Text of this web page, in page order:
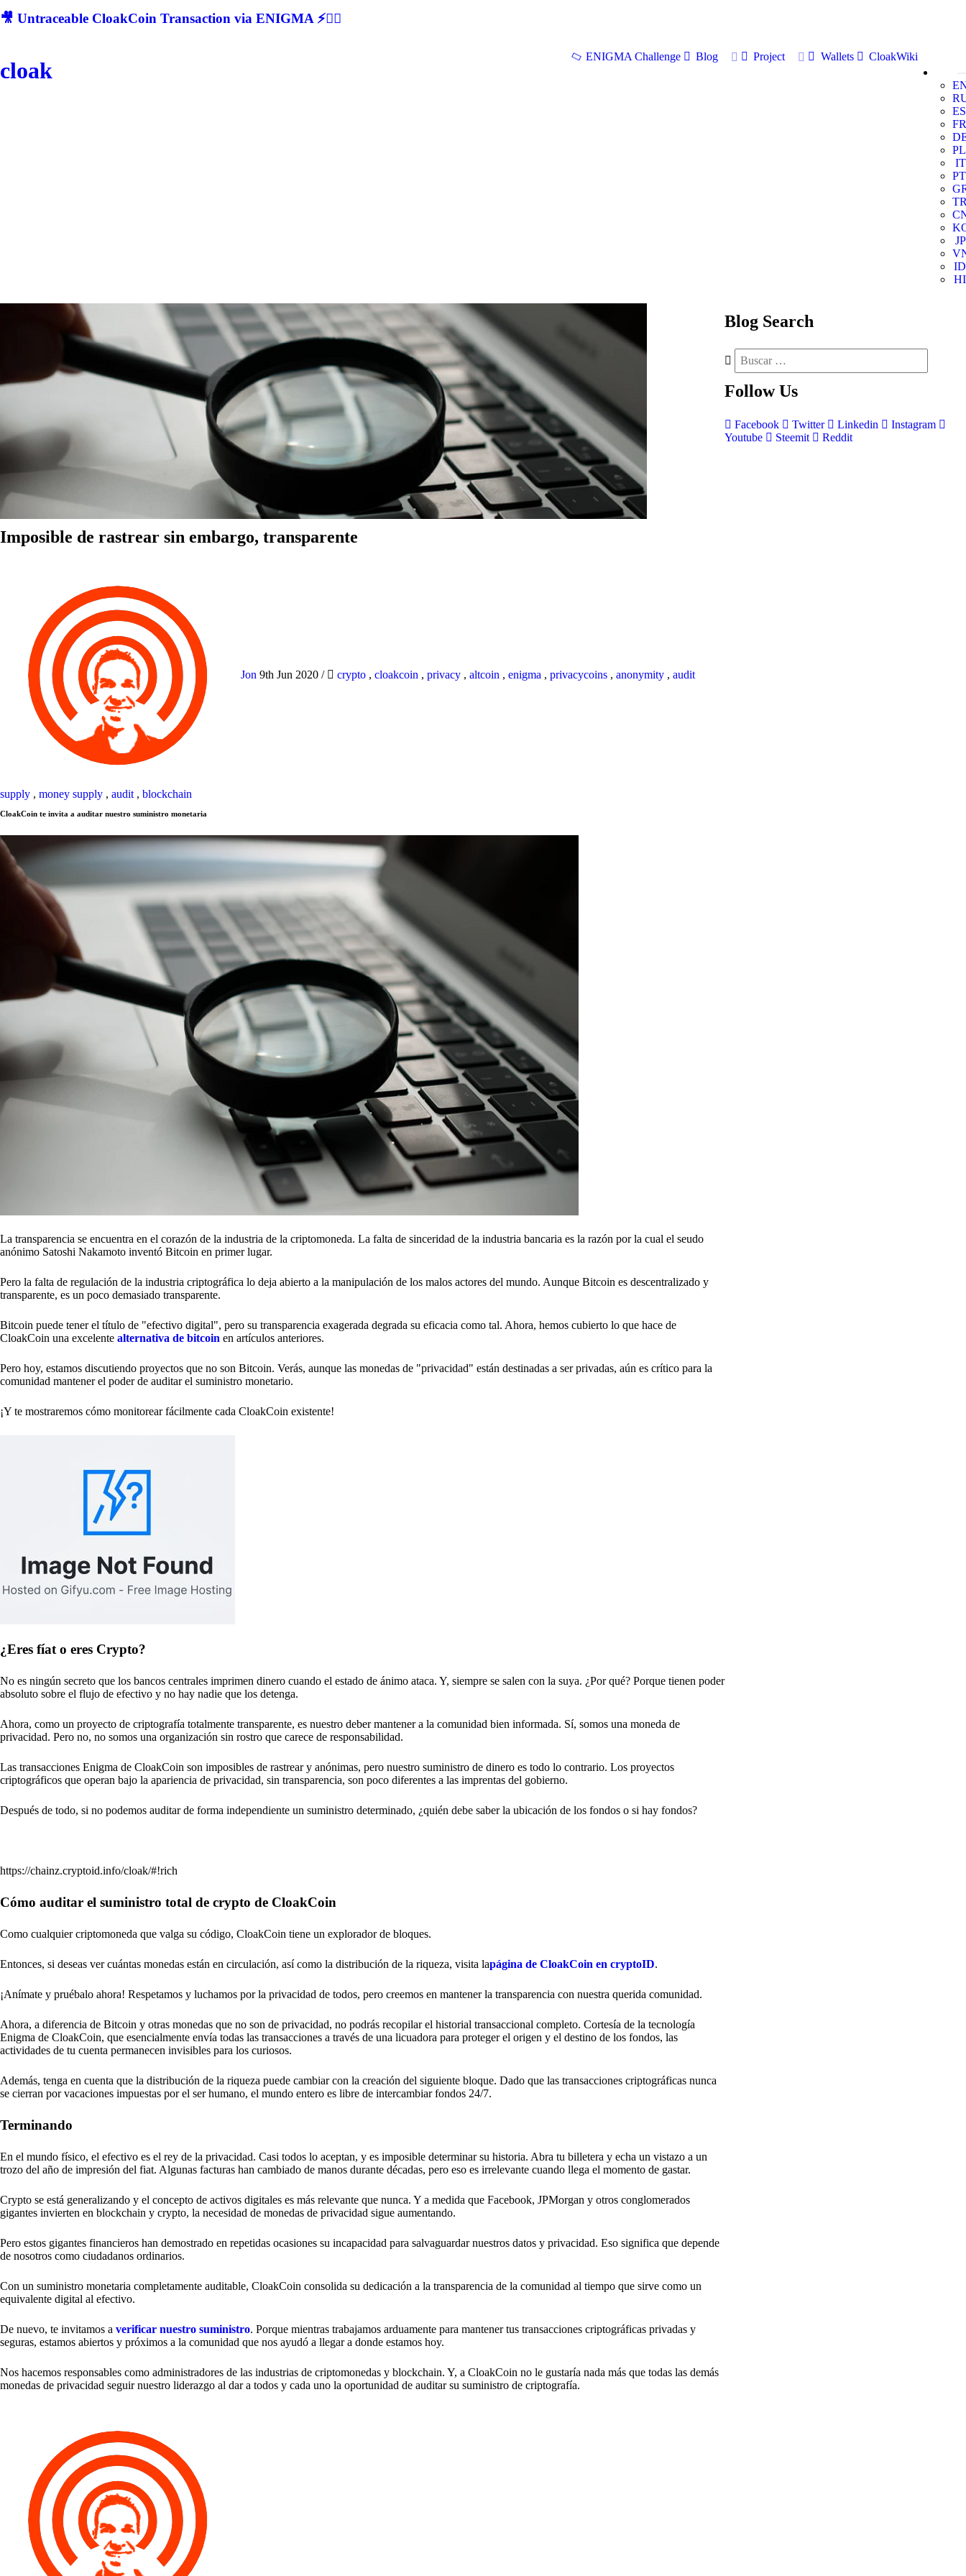
🎥 Untraceable CloakCoin Transaction via ENIGMA ⚡🕵‍♂
cloak
ENIGMA Challenge Blog Project Wallets
CloakWiki
ES
FR
PL
IT
PT
JP
ID
HI
Imposible de rastrear sin embargo, transparente
Jon 9th Jun 2020 / crypto , cloakcoin , privacy , altcoin , enigma , privacycoins , anonymity , audit
supply , money supply , audit , blockchain
CloakCoin te invita a auditar nuestro suministro monetaria
La transparencia se encuentra en el corazón de la industria de la criptomoneda. La falta de sinceridad de la industria bancaria es la razón por la cual el seudo
anónimo Satoshi Nakamoto inventó Bitcoin en primer lugar.
Pero la falta de regulación de la industria criptográfica lo deja abierto a la manipulación de los malos actores del mundo. Aunque Bitcoin es descentralizado y
transparente, es un poco demasiado transparente.
Bitcoin puede tener el título de "efectivo digital", pero su transparencia exagerada degrada su eficacia como tal. Ahora, hemos cubierto lo que hace de
CloakCoin una excelente alternativa de bitcoin en artículos anteriores.
Pero hoy, estamos discutiendo proyectos que no son Bitcoin. Verás, aunque las monedas de "privacidad" están destinadas a ser privadas, aún es crítico para la
comunidad mantener el poder de auditar el suministro monetario.
¡Y te mostraremos cómo monitorear fácilmente cada CloakCoin existente!
¿Eres fíat o eres Crypto?
No es ningún secreto que los bancos centrales imprimen dinero cuando el estado de ánimo ataca. Y, siempre se salen con la suya. ¿Por qué? Porque tienen poder
absoluto sobre el flujo de efectivo y no hay nadie que los detenga.
Ahora, como un proyecto de criptografía totalmente transparente, es nuestro deber mantener a la comunidad bien informada. Sí, somos una moneda de
privacidad. Pero no, no somos una organización sin rostro que carece de responsabilidad.
Las transacciones Enigma de CloakCoin son imposibles de rastrear y anónimas, pero nuestro suministro de dinero es todo lo contrario. Los proyectos
criptográficos que operan bajo la apariencia de privacidad, sin transparencia, son poco diferentes a las imprentas del gobierno.
Después de todo, si no podemos auditar de forma independiente un suministro determinado, ¿quién debe saber la ubicación de los fondos o si hay fondos?
https://chainz.cryptoid.info/cloak/#!rich
Cómo auditar el suministro total de crypto de CloakCoin
Como cualquier criptomoneda que valga su código, CloakCoin tiene un explorador de bloques.
Entonces, si deseas ver cuántas monedas están en circulación, así como la distribución de la riqueza, visita lapágina de CloakCoin en cryptoID.
¡Anímate y pruébalo ahora! Respetamos y luchamos por la privacidad de todos, pero creemos en mantener la transparencia con nuestra querida comunidad.
Ahora, a diferencia de Bitcoin y otras monedas que no son de privacidad, no podrás recopilar el historial transaccional completo. Cortesía de la tecnología
Enigma de CloakCoin, que esencialmente envía todas las transacciones a través de una licuadora para proteger el origen y el destino de los fondos, las
actividades de tu cuenta permanecen invisibles para los curiosos.
Además, tenga en cuenta que la distribución de la riqueza puede cambiar con la creación del siguiente bloque. Dado que las transacciones criptográficas nunca
se cierran por vacaciones impuestas por el ser humano, el mundo entero es libre de intercambiar fondos 24/7.
Terminando
En el mundo físico, el efectivo es el rey de la privacidad. Casi todos lo aceptan, y es imposible determinar su historia. Abra tu billetera y echa un vistazo a un
trozo del año de impresión del fiat. Algunas facturas han cambiado de manos durante décadas, pero eso es irrelevante cuando llega el momento de gastar.
Crypto se está generalizando y el concepto de activos digitales es más relevante que nunca. Y a medida que Facebook, JPMorgan y otros conglomerados
gigantes invierten en blockchain y crypto, la necesidad de monedas de privacidad sigue aumentando.
Pero estos gigantes financieros han demostrado en repetidas ocasiones su incapacidad para salvaguardar nuestros datos y privacidad. Eso significa que depende
de nosotros como ciudadanos ordinarios.
Con un suministro monetaria completamente auditable, CloakCoin consolida su dedicación a la transparencia de la comunidad al tiempo que sirve como un
equivalente digital al efectivo.
De nuevo, te invitamos a verificar nuestro suministro. Porque mientras trabajamos arduamente para mantener tus transacciones criptográficas privadas y
seguras, estamos abiertos y próximos a la comunidad que nos ayudó a llegar a donde estamos hoy.
Nos hacemos responsables como administradores de las industrias de criptomonedas y blockchain. Y, a CloakCoin no le gustaría nada más que todas las demás
monedas de privacidad seguir nuestro liderazgo al dar a todos y cada uno la oportunidad de auditar su suministro de criptografía.
Blog Search
Follow Us
Facebook Twitter Linkedin
Instagram
Youtube
Steemit Reddit